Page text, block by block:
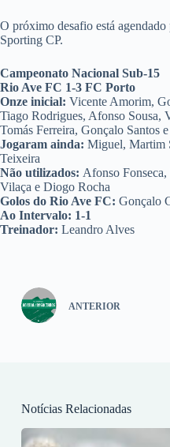
O próximo desafio está
Sporting CP.
Campeonato Nacional Sub-15
Rio Ave FC 1-3 FC Porto
Onze inicial: Vicente Amorim,
Tiago Rodrigues, Afonso Sousa,
Tomás Ferreira, Gonçalo Santos
Jogaram ainda: Miguel, Martim
Teixeira
Não utilizados: Afonso
Vilaça e Diogo Rocha
Golos do Rio Ave FC: Gonçalo
Ao Intervalo: 1-1
Treinador: Leandro Alves
ANTERIOR
Notícias Relacionadas